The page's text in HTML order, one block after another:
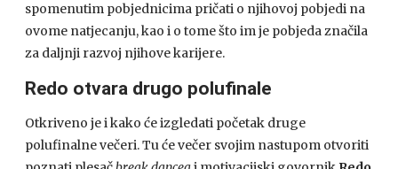
spomenutim pobjednicima pričati o njihovoj pobjedi na
ovome natjecanju, kao i o tome što im je pobjeda značila
za daljnji razvoj njihove karijere.
Redo otvara drugo polufinale
Otkriveno je i kako će izgledati početak druge
polufinalne večeri. Tu će večer svojim nastupom otvoriti